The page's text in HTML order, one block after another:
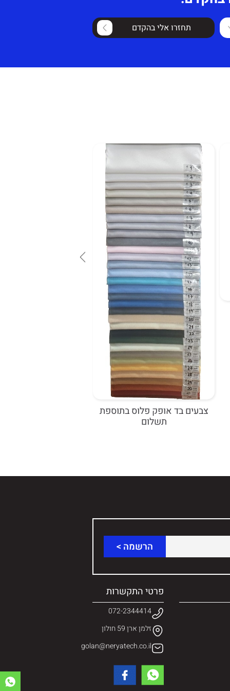
תחזרו אלי בהקדם
צבעים בד אופק פלוס בתוספת
תשלום
פרטי התקשרות
072-2344414
זלמן ארן 59 חולון
golan@neryatech.co.il